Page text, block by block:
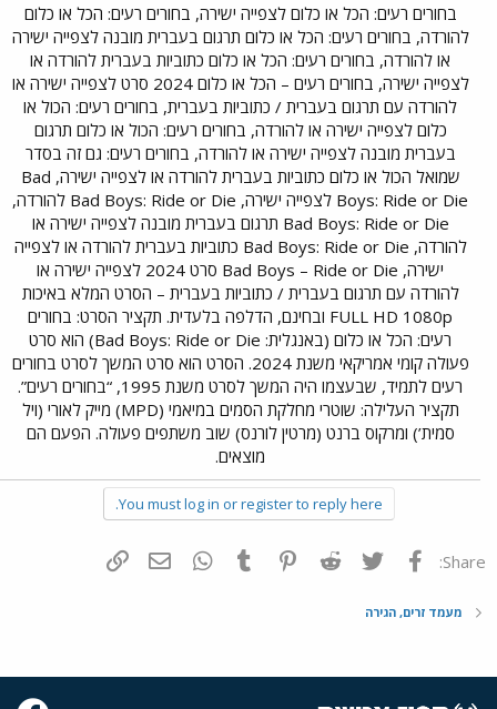
בחורים רעים: הכל או כלום לצפייה ישירה, בחורים רעים: הכל או כלום
להורדה, בחורים רעים: הכל או כלום תרגום בעברית מובנה לצפייה ישירה
או להורדה, בחורים רעים: הכל או כלום כתוביות בעברית להורדה או
לצפייה ישירה, בחורים רעים – הכל או כלום 2024 סרט לצפייה ישירה או
להורדה עם תרגום בעברית / כתוביות בעברית, בחורים רעים: הכול או
כלום לצפייה ישירה או להורדה, בחורים רעים: הכול או כלום תרגום
בעברית מובנה לצפייה ישירה או להורדה, בחורים רעים: גם זה בסדר
שמואל הכול או כלום כתוביות בעברית להורדה או לצפייה ישירה, Bad
Boys: Ride or Die לצפייה ישירה, Bad Boys: Ride or Die להורדה,
Bad Boys: Ride or Die תרגום בעברית מובנה לצפייה ישירה או
להורדה, Bad Boys: Ride or Die כתוביות בעברית להורדה או לצפייה
ישירה, Bad Boys – Ride or Die סרט 2024 לצפייה ישירה או
להורדה עם תרגום בעברית / כתוביות בעברית – הסרט המלא באיכות
FULL HD 1080p ובחינם, הדלפה בלעדית. תקציר הסרט: בחורים
רעים: הכל או כלום (באנגלית: Bad Boys: Ride or Die) הוא סרט
פעולה קומי אמריקאי משנת 2024. הסרט הוא סרט המשך לסרט בחורים
רעים לתמיד, שבעצמו היה המשך לסרט משנת 1995, “בחורים רעים”.
תקציר העלילה: שוטרי מחלקת הסמים במיאמי (MPD) מייק לאורי (ויל
סמית’) ומרקוס ברנט (מרטין לורנס) שוב משתפים פעולה. הפעם הם
מוצאים.​
You must log in or register to reply here.
Share: פייסבוק Twitter
Reddit
Pinterest
Tumblr
WhatsAppדואר אלקטרוני
מעמד זרים, הגירה